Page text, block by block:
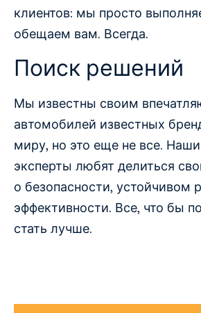
клиентов: мы просто
обещаем вам. Всегда.
Поиск решений
Мы известны своим
автомобилей известных
миру, но это еще не все.
эксперты любят делиться
о безопасности, устойчивом
эффективности. Все, что бы
стать лучше.